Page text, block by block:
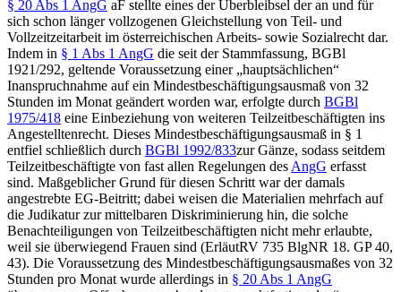
§ 20 Abs 1 AngG aF stellte eines der Überbleibsel der an und für
sich schon länger vollzogenen Gleichstellung von Teil- und
Vollzeitzeitarbeit im österreichischen Arbeits- sowie Sozialrecht dar.
Indem in § 1 Abs 1 AngG die seit der Stammfassung, BGBl
1921/292, geltende Voraussetzung einer „hauptsächlichen“
Inanspruchnahme auf ein Mindestbeschäftigungsausmaß von 32
Stunden im Monat geändert worden war, erfolgte durch BGBl
1975/418 eine Einbeziehung von weiteren Teilzeitbeschäftigten ins
Angestelltenrecht. Dieses Mindestbeschäftigungsausmaß in § 1
entfiel schließlich durch BGBl 1992/833zur Gänze, sodass seitdem
Teilzeitbeschäftigte von fast allen Regelungen des AngG erfasst
sind. Maßgeblicher Grund für diesen Schritt war der damals
angestrebte EG-Beitritt; dabei weisen die Materialien mehrfach auf
die Judikatur zur mittelbaren Diskriminierung hin, die solche
Benachteiligungen von Teilzeitbeschäftigten nicht mehr erlaubte,
weil sie überwiegend Frauen sind (ErläutRV 735 BlgNR 18. GP 40,
43). Die Voraussetzung des Mindestbeschäftigungsausmaßes von 32
Stunden pro Monat wurde allerdings in § 20 Abs 1 AngG